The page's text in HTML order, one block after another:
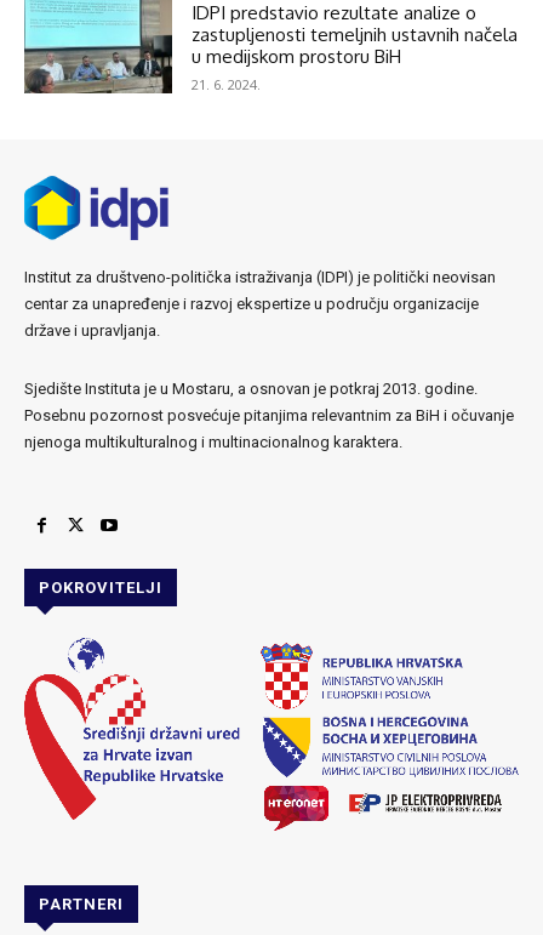
IDPI predstavio rezultate analize o
zastupljenosti temeljnih ustavnih načela
u medijskom prostoru BiH
21. 6. 2024.
Institut za društveno-politička istraživanja (IDPI) je politički neovisan
centar za unapređenje i razvoj ekspertize u području organizacije
države i upravljanja.
Sjedište Instituta je u Mostaru, a osnovan je potkraj 2013. godine.
Posebnu pozornost posvećuje pitanjima relevantnim za BiH i očuvanje
njenoga multikulturalnog i multinacionalnog karaktera.
POKROVITELJI
PARTNERI